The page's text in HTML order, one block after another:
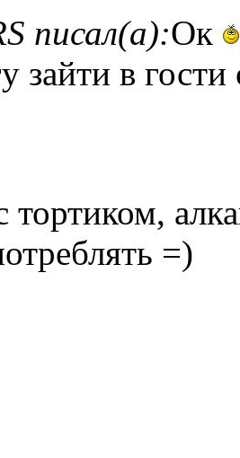
писал(а):Ок
зайти в
тортиком,
=)